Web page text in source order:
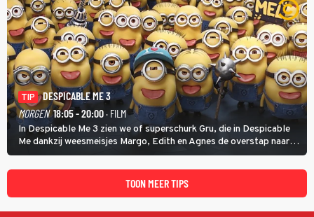
TIP
DESPICABLE ME 3
MORGEN 18:05 - 20:00· FILM
In Despicable Me 3 zien we of superschurk Gru, die in Despicable
Me dankzij weesmeisjes Margo, Edith en Agnes de overstap naar
het rechte pad maakte, ook op dat pad weet te blijven.
TOON MEER TIPS